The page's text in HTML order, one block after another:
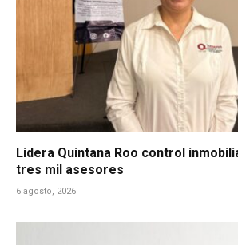
Lidera Quintana Roo control
tres mil asesores
6 agosto, 2026